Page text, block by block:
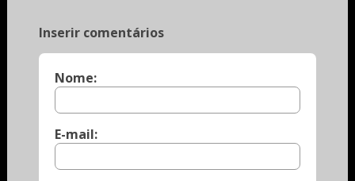
Inserir comentários
Nome:
E-mail: